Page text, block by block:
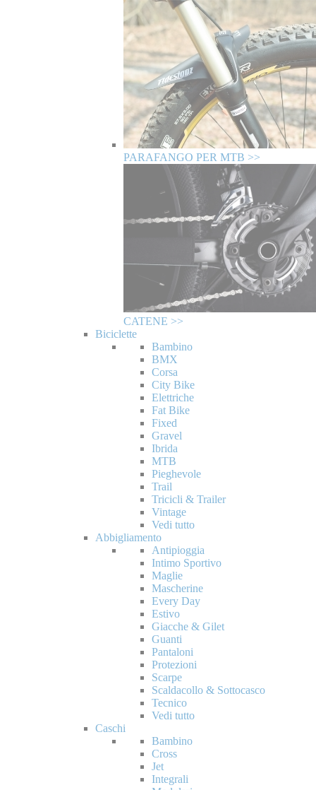
PARAFANGO PER MTB >>
CATENE >>
Biciclette
Bambino
BMX
Corsa
City Bike
Elettriche
Fat Bike
Fixed
Gravel
Ibrida
MTB
Pieghevole
Trail
Tricicli & Trailer
Vintage
Vedi tutto
Abbigliamento
Antipioggia
Intimo Sportivo
Maglie
Mascherine
Every Day
Estivo
Giacche & Gilet
Guanti
Pantaloni
Protezioni
Scarpe
Scaldacollo & Sottocasco
Tecnico
Vedi tutto
Caschi
Bambino
Cross
Jet
Integrali